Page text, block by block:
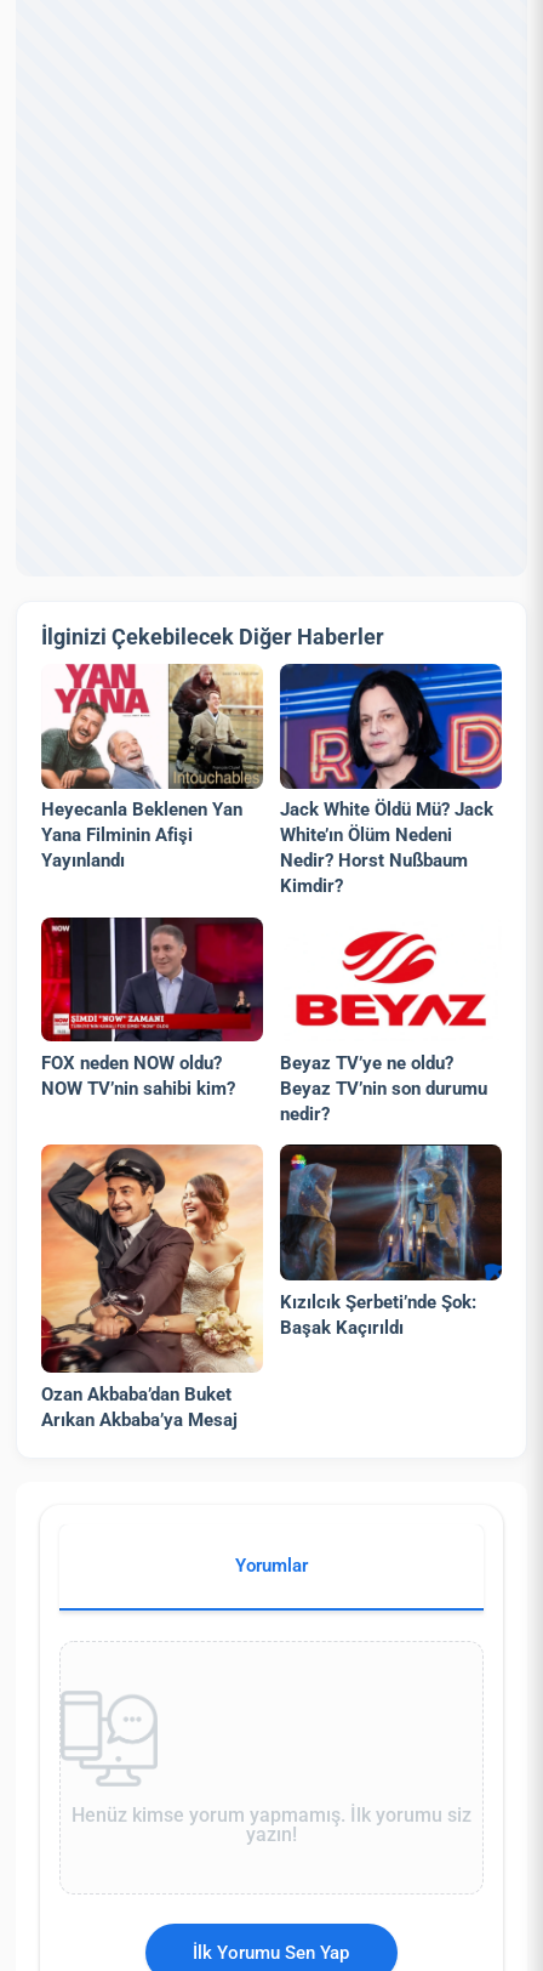
İlginizi Çekebilecek Diğer Haberler
Heyecanla Beklenen Yan
Yana Filminin Afişi
Yayınlandı
Jack White Öldü Mü? Jack
White’ın Ölüm Nedeni
Nedir? Horst Nußbaum
Kimdir?
FOX neden NOW oldu?
NOW TV’nin sahibi kim?
Beyaz TV’ye ne oldu?
Beyaz TV’nin son durumu
nedir?
Ozan Akbaba’dan Buket
Arıkan Akbaba’ya Mesaj
Kızılcık Şerbeti’nde Şok:
Başak Kaçırıldı
Yorumlar
Henüz kimse yorum yapmamış. İlk yorumu siz
yazın!
İlk Yorumu Sen Yap